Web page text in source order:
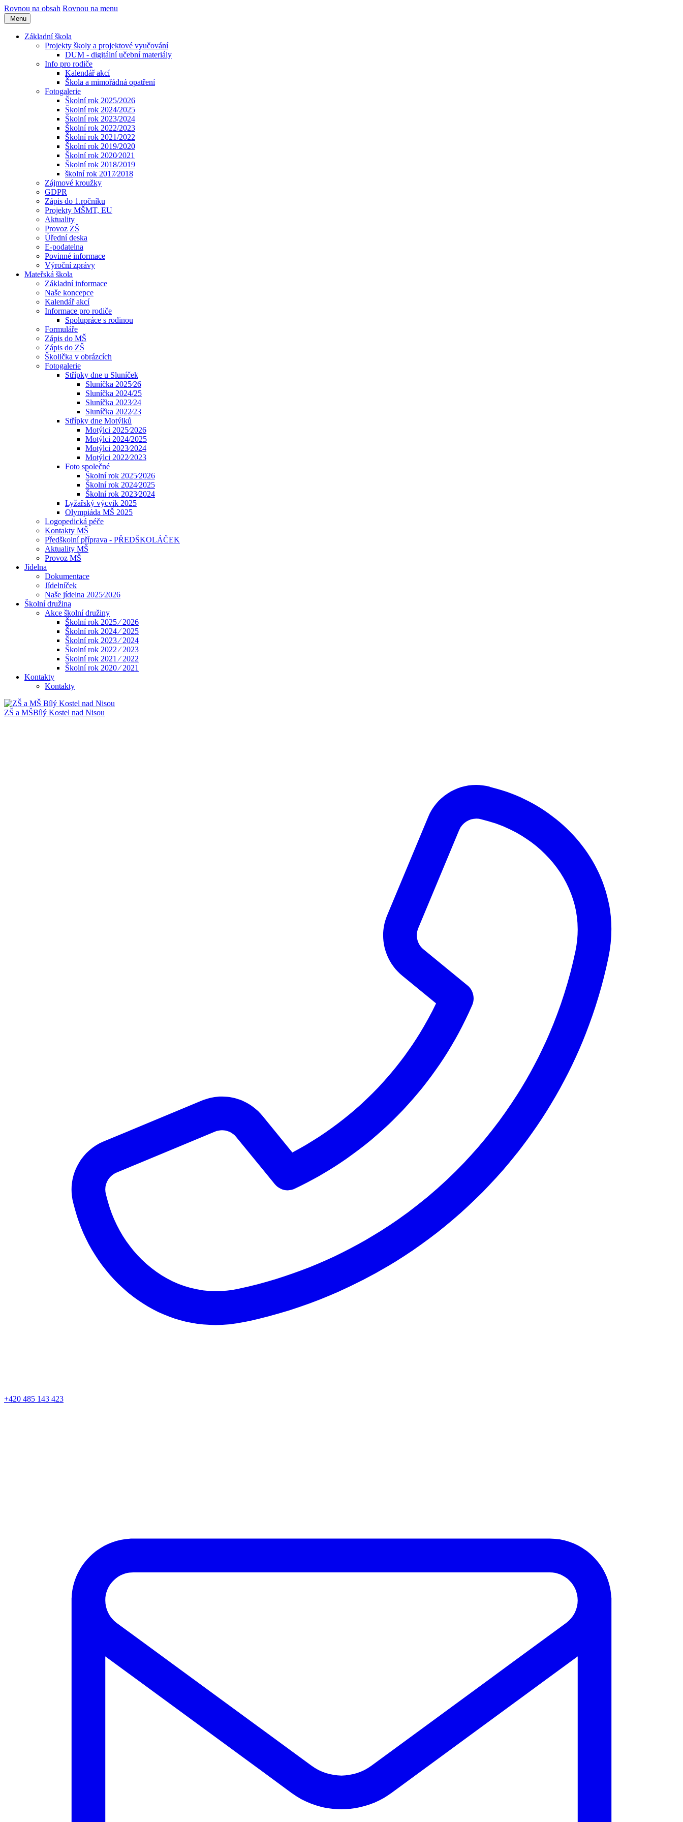
Rovnou na obsah Rovnou na menu
Menu
Základní škola
Projekty školy a projektové vyučování
DUM - digitální učební materiály
Info pro rodiče
Kalendář akcí
Škola a mimořádná opatření
Fotogalerie
Školní rok 2025/2026
Školní rok 2024/2025
Školní rok 2023/2024
Školní rok 2022/2023
Školní rok 2021/2022
Školní rok 2019/2020
Školní rok 2020⁄2021
Školní rok 2018/2019
školní rok 2017⁄2018
Zájmové kroužky
GDPR
Zápis do 1.ročníku
Projekty MŠMT, EU
Aktuality
Provoz ZŠ
Úřední deska
E-podatelna
Povinné informace
Výroční zprávy
Mateřská škola
Základní informace
Naše koncepce
Kalendář akcí
Informace pro rodiče
Spolupráce s rodinou
Formuláře
Zápis do MŠ
Zápis do ZŠ
Školička v obrázcích
Fotogalerie
Střípky dne u Sluníček
Sluníčka 2025⁄26
Sluníčka 2024/25
Sluníčka 2023⁄24
Sluníčka 2022⁄23
Střípky dne Motýlků
Motýlci 2025⁄2026
Motýlci 2024/2025
Motýlci 2023⁄2024
Motýlci 2022⁄2023
Foto společné
Školní rok 2025⁄2026
Školní rok 2024⁄2025
Školní rok 2023⁄2024
Lyžařský výcvik 2025
Olympiáda MŠ 2025
Logopedická péče
Kontakty MŠ
Předškolní příprava - PŘEDŠKOLÁČEK
Aktuality MŠ
Provoz MŠ
Jídelna
Dokumentace
Jídelníček
Naše jídelna 2025⁄2026
Školní družina
Akce školní družiny
Školní rok 2025 ⁄ 2026
Školní rok 2024 ⁄ 2025
Školní rok 2023 ⁄ 2024
Školní rok 2022 ⁄ 2023
Školní rok 2021 ⁄ 2022
Školní rok 2020 ⁄ 2021
Kontakty
Kontakty
ZŠ a MŠBílý Kostel nad Nisou
+420 485 143 423